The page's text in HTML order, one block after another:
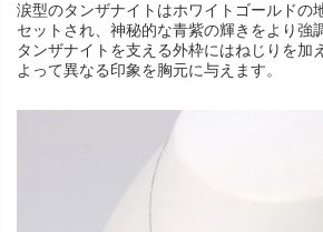
涙型のタンザナイトはホワイトゴールドの
セットされ、神秘的な青紫の輝きをより強
タンザナイトを支える外枠にはねじりを加
よって異なる印象を胸元に与えます。